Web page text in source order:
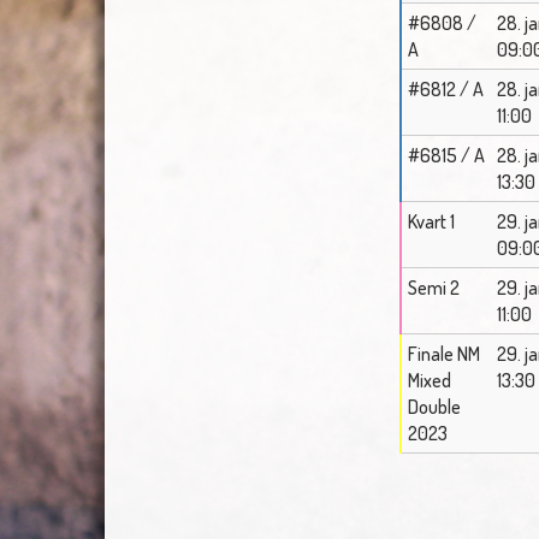
#6808 /
A
28.
#6812 / A 28.
11:00
#6815 / A 28.
13:30
Kvart 1
29.
Semi 2
29.
11:00
Finale NM
Mixed
Double
2023
29.
13:30